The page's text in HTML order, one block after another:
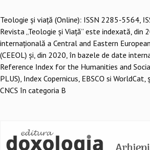
Teologie şi viaţă (Online): ISSN 2285-5564,
Revista „Teologie și Viață” este indexată, din
internațională a Central and Eastern
(CEEOL) și, din 2020, în bazele de date
Reference Index for the Humanities and
PLUS), Index Copernicus, EBSCO si
CNCS în categoria B